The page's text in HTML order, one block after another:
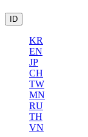
ID
KR
EN
JP
CH
TW
MN
RU
TH
VN